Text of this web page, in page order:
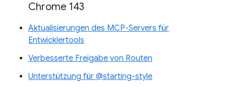
Chrome 143
Aktualisierungen des MCP-Servers für
Entwicklertools
Verbesserte Freigabe von Routen
Unterstützung für @starting-style